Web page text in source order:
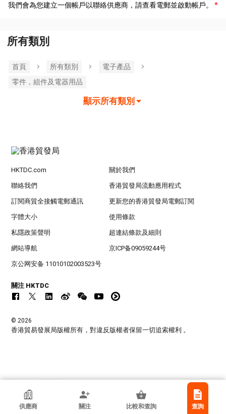
我們會為您建立一個帳戶以聯絡供應商，請查看電郵並啟動帳戶。
所有類別
首頁 所有類別
電子產品
零件，組件及電器用品
顯示所有類別
香港貿發局參展商
邁高達科技有限公司
供應商 關注 比較和查詢 查詢
HKTDC.com 關於我們
聯絡我們 香港貿發局流動應用程式
訂閱商貿全接觸電郵通訊 更新您的香港貿發局電郵訂閱
字體大小 使用條款
私隱政策聲明 超連結條款及細則
網站導航 京ICP备09059244号
京公网安备 11010102003523号
關注 HKTDC
© 2026
香港貿易發展局版權所有，對違反版權者保留一切追索權利 。